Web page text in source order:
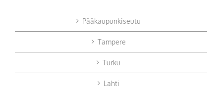
Pääkaupunkiseutu
Tampere
Turku
Lahti